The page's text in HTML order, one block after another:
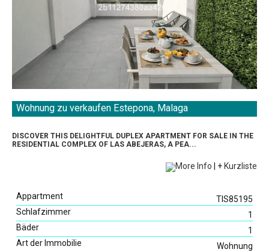
Wohnung zu verkaufen Estepona, Malaga
DISCOVER THIS DELIGHTFUL DUPLEX APARTMENT FOR SALE IN THE
RESIDENTIAL COMPLEX OF LAS ABEJERAS, A PEA...
More Info + Kurzliste
Appartment
TIS85195
Schlafzimmer
1
Bäder
1
Art der Immobilie
Wohnung